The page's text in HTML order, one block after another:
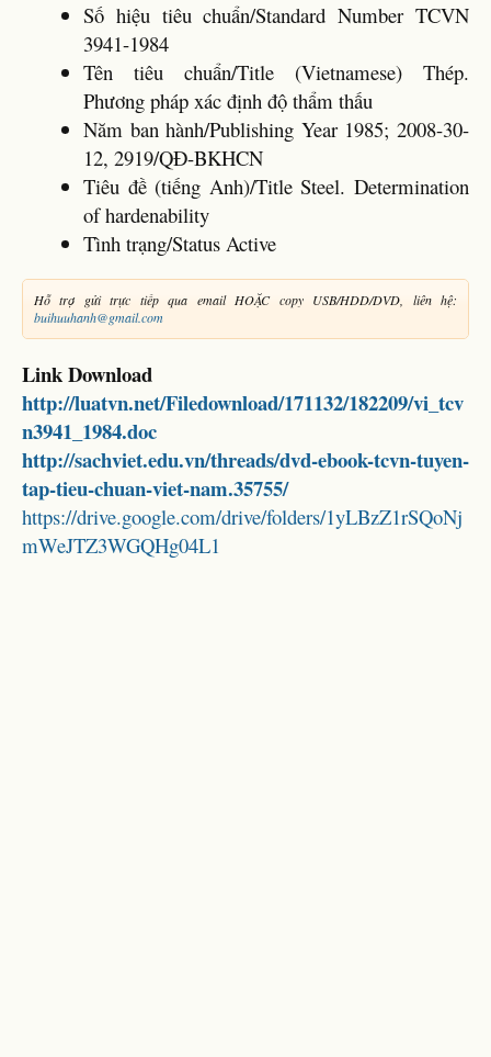
Số hiệu tiêu chuẩn/Standard Number TCVN
3941-1984
Tên tiêu chuẩn/Title (Vietnamese) Thép.
Phương pháp xác định độ thẩm thấu
Năm ban hành/Publishing Year 1985; 2008-30-
12, 2919/QĐ-BKHCN
Tiêu đề (tiếng Anh)/Title Steel. Determination
of hardenability
Tình trạng/Status Active
Hỗ trợ gửi trực tiếp qua email HOẶC copy USB/HDD/DVD, liên hệ:
buihuuhanh@gmail.com
Link Download
http://luatvn.net/Filedownload/171132/182209/vi_tcv
n3941_1984.doc
http://sachviet.edu.vn/threads/dvd-ebook-tcvn-tuyen-
tap-tieu-chuan-viet-nam.35755/
https://drive.google.com/drive/folders/1yLBzZ1rSQoNj
mWeJTZ3WGQHg04L1